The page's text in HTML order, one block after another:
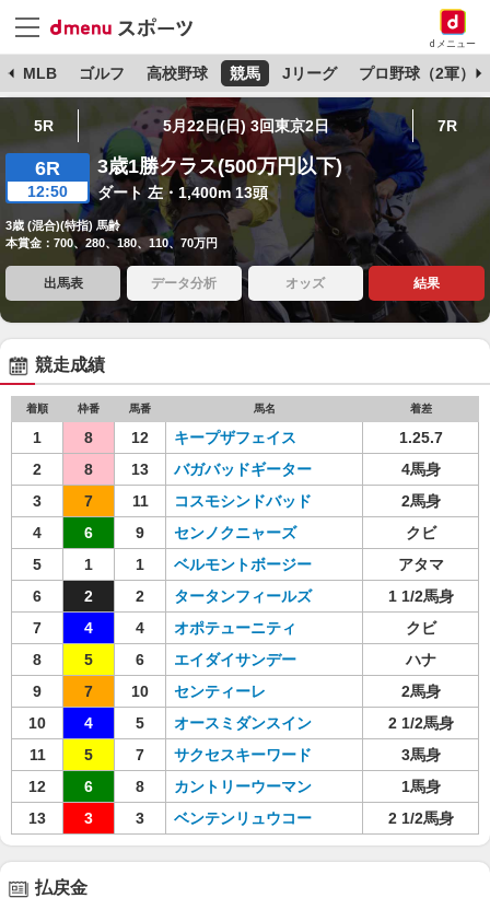
dメニュー
MLB ゴルフ 高校野球 競馬 Jリーグ プロ野球（2軍）
5R 5月22日(日) 3回東京2日 7R
6R
12:50
3歳1勝クラス(500万円以下)
ダート 左・1,400m 13頭
3歳 (混合)(特指) 馬齢
本賞金：700、280、180、110、70万円
出馬表 データ分析 オッズ 結果
競走成績
着順 枠番 馬番 馬名 着差
1 8 12 キープザフェイス
1.25.7
2
8 13 バガバッドギーター
4馬身
3
7 11 コスモシンドバッド
2馬身
4
6 9 センノクニャーズ
クビ
5
1 1 ベルモントボージー
アタマ
6
2 2 タータンフィールズ
1 1/2馬身
7
4 4 オポテューニティ
クビ
8
5 6 エイダイサンデー
ハナ
9
7 10 センティーレ
2馬身
10
4 5 オースミダンスイン
2 1/2馬身
11
5 7 サクセスキーワード
3馬身
12
6 8 カントリーウーマン
1馬身
13
3 3 ベンテンリュウコー 2 1/2馬身
払戻金